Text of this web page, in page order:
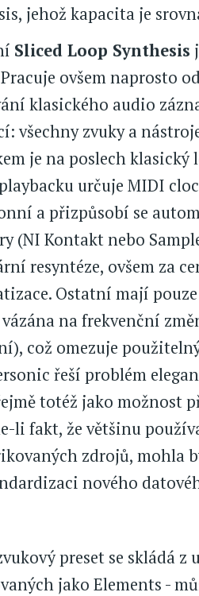
jehož kapacita je
Sliced Loop Synthesis
ovšem naprosto
klasického audio
všechny zvuky a
je na poslech
určuje MIDI
a přizpůsobí se
(NI Kontakt nebo
resyntéze, ovšem za
Ostatní mají
na frekvenční
což omezuje
řeší problém
totéž jako možnost
li fakt, že většinu
zdrojů, mohla
nového
preset se skládá
jako Elements -